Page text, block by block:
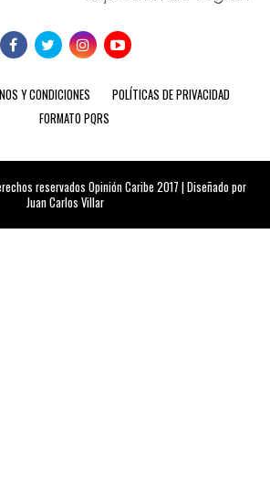
Y CONDICIONES
POLÍTICAS DE PRIVACIDAD
FORMATO PQRS
reservados Opinión Caribe 2017 | Diseñado por
Juan Carlos Villar